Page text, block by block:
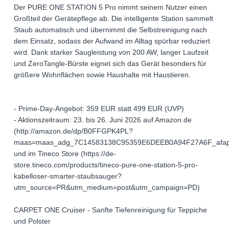
Der PURE ONE STATION 5 Pro nimmt seinem Nutzer einen
Großteil der Gerätepflege ab. Die intelligente Station sammelt
Staub automatisch und übernimmt die Selbstreinigung nach
dem Einsatz, sodass der Aufwand im Alltag spürbar reduziert
wird. Dank starker Saugleistung von 200 AW, langer Laufzeit
und ZeroTangle-Bürste eignet sich das Gerät besonders für
größere Wohnflächen sowie Haushalte mit Haustieren.
- Prime-Day-Angebot: 359 EUR statt 499 EUR (UVP)
- Aktionszeitraum: 23. bis 26. Juni 2026 auf Amazon.de
(http://amazon.de/dp/B0FFGPK4PL?
und im Tineco Store (https://de-
store.tineco.com/products/tineco-pure-one-station-5-pro-
kabelloser-smarter-staubsauger?
utm_source=PR&utm_medium=post&utm_campaign=PD)
CARPET ONE Cruiser - Sanfte Tiefenreinigung für Teppiche
und Polster